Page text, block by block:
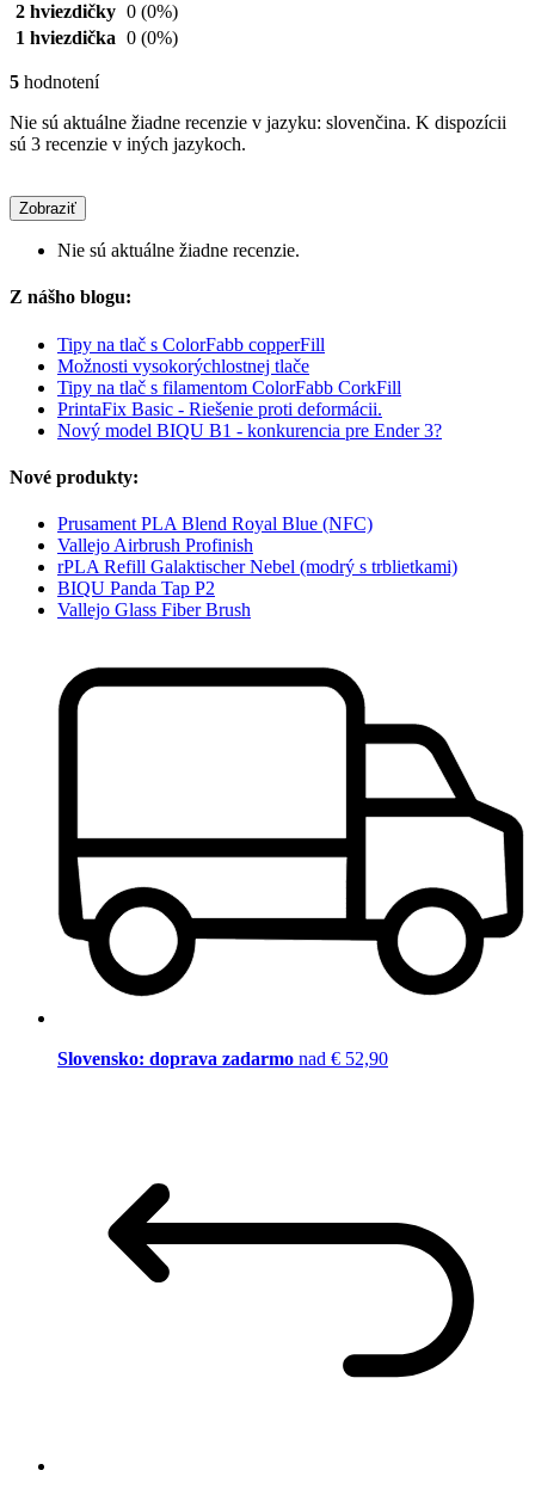
2 hviezdičky 0 (0%)
1 hviezdička 0 (0%)
5 hodnotení
Nie sú aktuálne žiadne recenzie v jazyku: slovenčina. K dispozícii
sú 3 recenzie v iných jazykoch.
Zobraziť
Nie sú aktuálne žiadne recenzie.
Z nášho blogu:
Tipy na tlač s ColorFabb copperFill
Možnosti vysokorýchlostnej tlače
Tipy na tlač s filamentom ColorFabb CorkFill
PrintaFix Basic - Riešenie proti deformácii.
Nový model BIQU B1 - konkurencia pre Ender 3?
Nové produkty:
Prusament PLA Blend Royal Blue (NFC)
Vallejo Airbrush Profinish
rPLA Refill Galaktischer Nebel (modrý s trblietkami)
BIQU Panda Tap P2
Vallejo Glass Fiber Brush
Slovensko: doprava zadarmo nad € 52,90